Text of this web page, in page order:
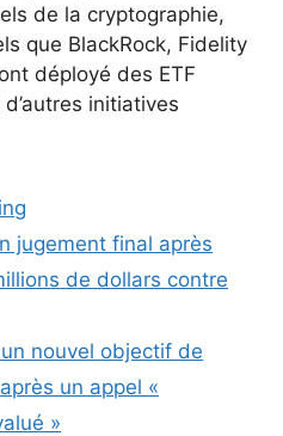
de la cryptographie,
que BlackRock, Fidelity
déployé des ETF
initiatives
jugement final après
de dollars contre
nouvel objectif de
un appel «
»